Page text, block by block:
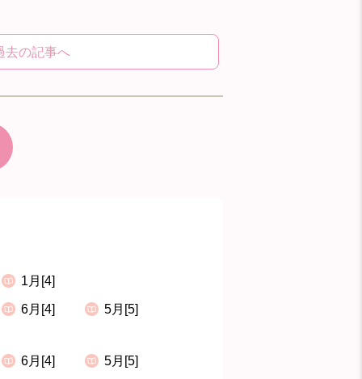
去の記事へ
1月[4]
6月[4] 5月[5]
6月[4] 5月[5]